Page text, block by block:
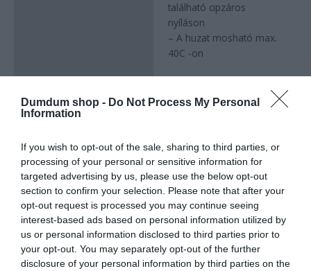
Dumdum shop - Do Not Process My Personal
Information
If you wish to opt-out of the sale, sharing to third parties, or
processing of your personal or sensitive information for
targeted advertising by us, please use the below opt-out
section to confirm your selection. Please note that after your
opt-out request is processed you may continue seeing
interest-based ads based on personal information utilized by
us or personal information disclosed to third parties prior to
your opt-out. You may separately opt-out of the further
disclosure of your personal information by third parties on the
található cipzáros
nyíláson
– A huzat mosható max.
40C -on
Kapcsolódó termékek